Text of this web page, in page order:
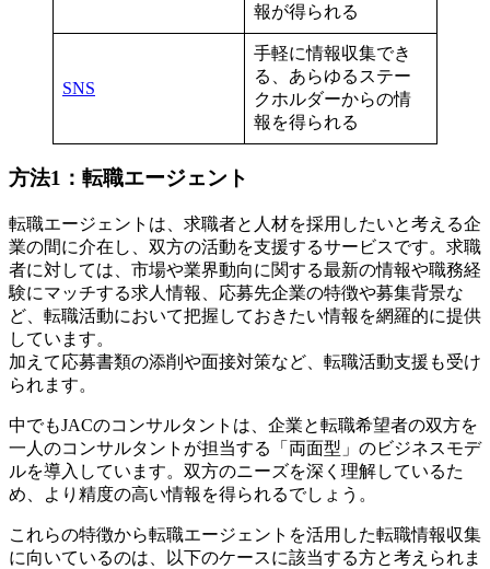
報が得られる
SNS
手軽に情報収集でき
る、あらゆるステー
クホルダーからの情
報を得られる
方法1：転職エージェント
転職エージェントは、求職者と人材を採用したいと考える企
業の間に介在し、双方の活動を支援するサービスです。求職
者に対しては、市場や業界動向に関する最新の情報や職務経
験にマッチする求人情報、応募先企業の特徴や募集背景な
ど、転職活動において把握しておきたい情報を網羅的に提供
しています。
加えて応募書類の添削や面接対策など、転職活動支援も受け
られます。
中でもJACのコンサルタントは、企業と転職希望者の双方を
一人のコンサルタントが担当する「両面型」のビジネスモデ
ルを導入しています。双方のニーズを深く理解しているた
め、より精度の高い情報を得られるでしょう。
これらの特徴から転職エージェントを活用した転職情報収集
に向いているのは、以下のケースに該当する方と考えられま